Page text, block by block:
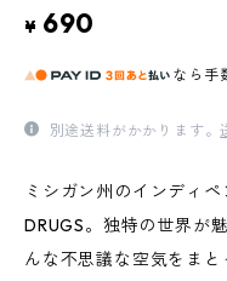
¥ 690
なら 手
別途送料がかかります。
ミシガン州のインディ
DRUGS。独特の世界が
んな不思議な空気をま